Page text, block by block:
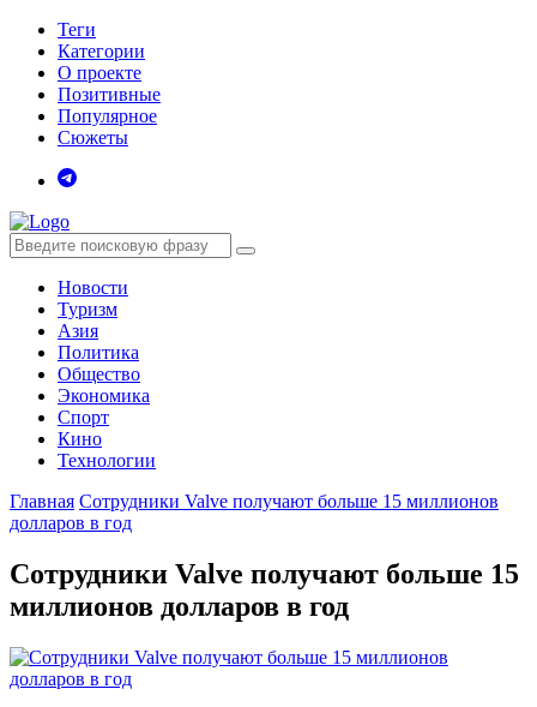
Теги
Категории
О проекте
Позитивные
Популярное
Сюжеты
Новости
Туризм
Азия
Политика
Общество
Экономика
Спорт
Кино
Технологии
Главная Сотрудники Valve получают больше 15 миллионов
долларов в год
Сотрудники Valve получают больше 15
миллионов долларов в год